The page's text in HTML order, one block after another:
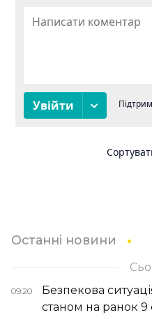
Останні новини
09:20
Безпекова
станом на ранок 9